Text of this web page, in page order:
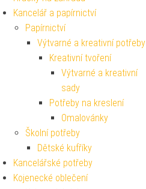
Kancelář a papírnictví
Papírnictví
Výtvarné a kreativní potřeby
Kreativní tvoření
Výtvarné a kreativní
sady
Potřeby na kreslení
Omalovánky
Školní potřeby
Dětské kufříky
Kancelářské potřeby
Kojenecké oblečení